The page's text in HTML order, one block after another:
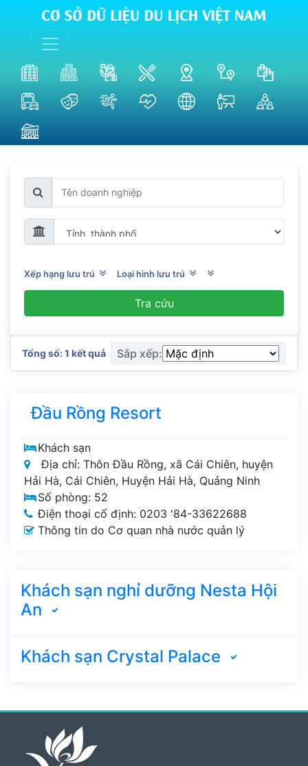
Xếp hạng lưu trú Loại hình lưu trú
Tra cứu
Tổng số: 1 kết quả Sắp xếp:
Đầu Rồng Resort
Khách sạn
Địa chỉ: Thôn Đầu Rồng, xã Cái Chiên, huyện
Hải Hà, Cái Chiên, Huyện Hải Hà, Quảng Ninh
Số phòng: 52
Điện thoại cố định: 0203 '84-33622688
Thông tin do Cơ quan nhà nước quản lý
Khách sạn nghỉ dưỡng Nesta Hội
An
Khách sạn Crystal Palace